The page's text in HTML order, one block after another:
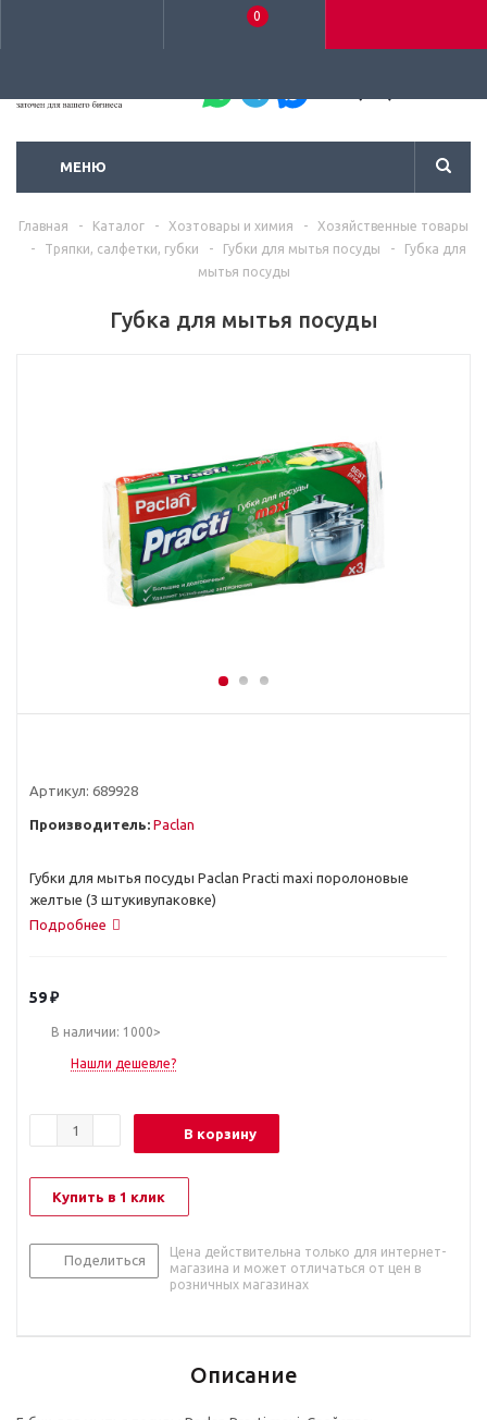
0
МЕНЮ
Главная - Каталог - Хозтовары и химия -
Хозяйственные товары
-
Тряпки, салфетки, губки - Губки для мытья посуды -
Губка для
мытья посуды
Губка для мытья посуды
Артикул: 689928
Производитель: Paclan
Губки для мытья посуды Paclan Practi maxi поролоновые
желтые (3 штукивупаковке)
Подробнее
59₽
В наличии: 1000>
Нашли дешевле?
В корзину
Купить в 1 клик
Поделиться
Цена действительна только для интернет-
магазина и может отличаться от цен в
розничных магазинах
Описание